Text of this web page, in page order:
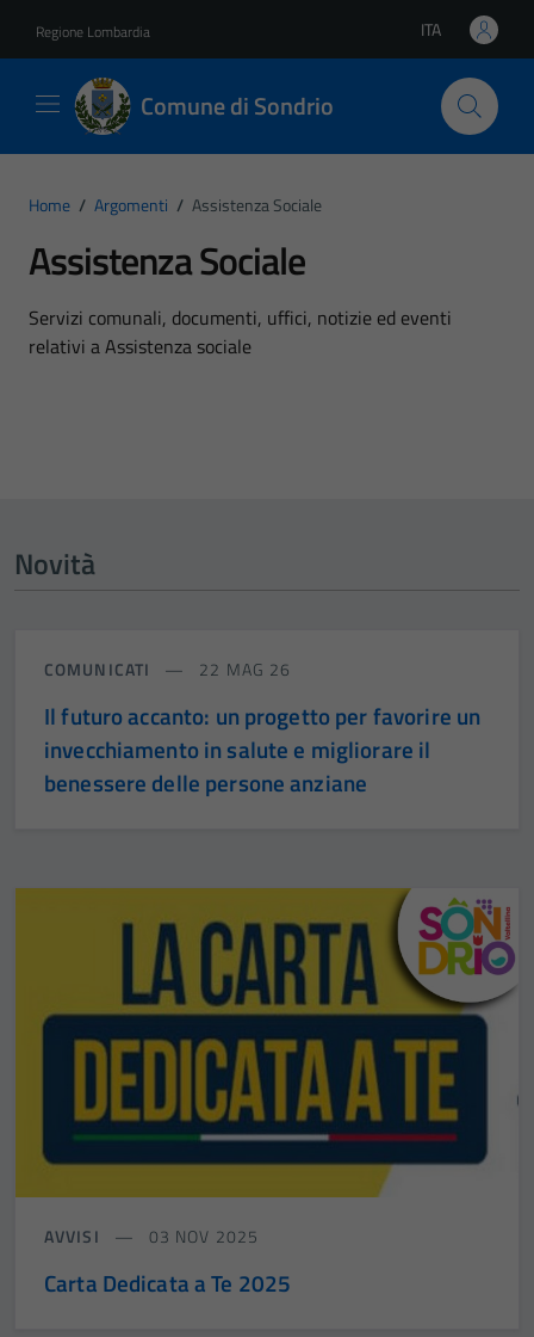
Regione Lombardia Lingua attiva:
ITA
Comune di Sondrio
Home / Argomenti / Assistenza Sociale
Assistenza Sociale
Dettagli dell'argomento
Servizi comunali, documenti, uffici, notizie ed eventi
relativi a Assistenza sociale
Novità
COMUNICATI 22 MAG 26
Il futuro accanto: un progetto per favorire un
invecchiamento in salute e migliorare il
benessere delle persone anziane
AVVISI 03 NOV 2025
Carta Dedicata a Te 2025